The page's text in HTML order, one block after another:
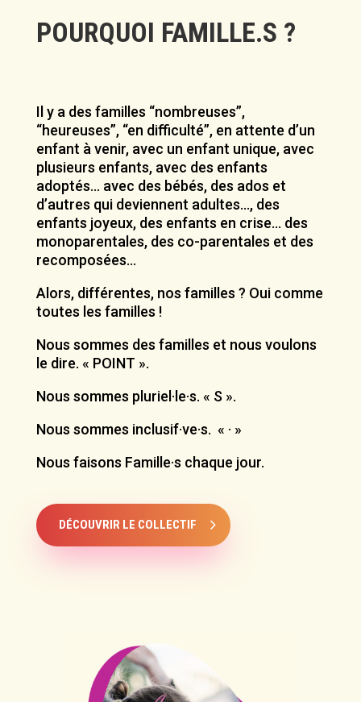
POURQUOI FAMILLE.S ?
Il y a des familles “nombreuses”,
“heureuses”, “en difficulté”, en attente d’un
enfant à venir, avec un enfant unique, avec
plusieurs enfants, avec des enfants
adoptés… avec des bébés, des ados et
d’autres qui deviennent adultes…, des
enfants joyeux, des enfants en crise… des
monoparentales, des co-parentales et des
recomposées…
Alors, différentes, nos familles ? Oui comme
toutes les familles !
Nous sommes des familles et nous voulons
le dire. « POINT ».
Nous sommes pluriel·le·s. « S ».
Nous sommes inclusif·ve·s. « · »
Nous faisons Famille·s chaque jour.
DÉCOUVRIR LE COLLECTIF